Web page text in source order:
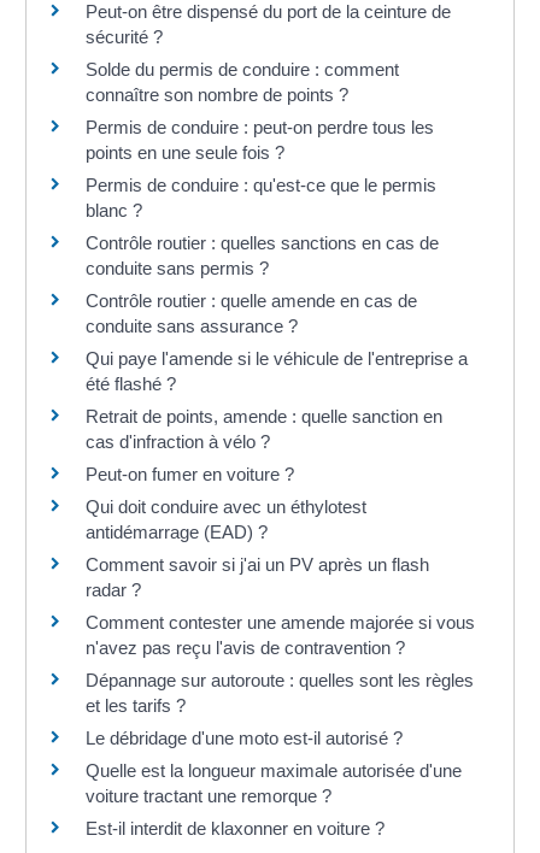
Peut-on être dispensé du port de la ceinture de
sécurité ?
Solde du permis de conduire : comment
connaître son nombre de points ?
Permis de conduire : peut-on perdre tous les
points en une seule fois ?
Permis de conduire : qu'est-ce que le permis
blanc ?
Contrôle routier : quelles sanctions en cas de
conduite sans permis ?
Contrôle routier : quelle amende en cas de
conduite sans assurance ?
Qui paye l'amende si le véhicule de l'entreprise a
été flashé ?
Retrait de points, amende : quelle sanction en
cas d'infraction à vélo ?
Peut-on fumer en voiture ?
Qui doit conduire avec un éthylotest
antidémarrage (EAD) ?
Comment savoir si j'ai un PV après un flash
radar ?
Comment contester une amende majorée si vous
n'avez pas reçu l'avis de contravention ?
Dépannage sur autoroute : quelles sont les règles
et les tarifs ?
Le débridage d'une moto est-il autorisé ?
Quelle est la longueur maximale autorisée d'une
voiture tractant une remorque ?
Est-il interdit de klaxonner en voiture ?